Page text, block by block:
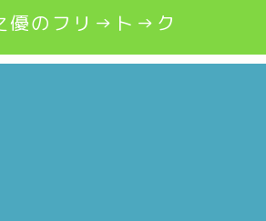
優のフリ→ト→ク